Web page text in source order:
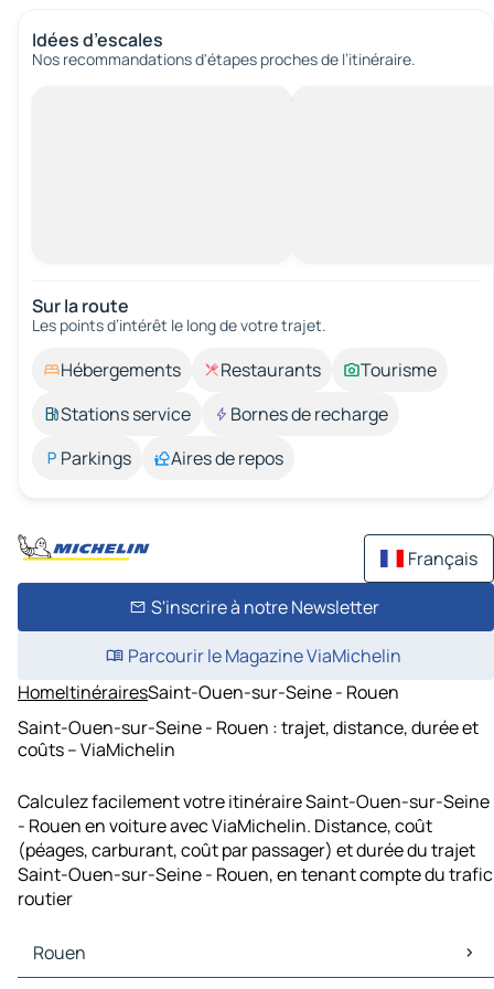
Idées d’escales
Nos recommandations d'étapes proches de l’itinéraire.
Sur la route
Les points d’intérêt le long de votre trajet.
Hébergements Restaurants
Tourisme
Stations service
Bornes de recharge
Parkings
Aires de repos
Français
S'inscrire à notre Newsletter
Parcourir le Magazine ViaMichelin
HomeItinérairesSaint-Ouen-sur-Seine - Rouen
Saint-Ouen-sur-Seine - Rouen : trajet, distance, durée et
coûts – ViaMichelin
Calculez facilement votre itinéraire Saint-Ouen-sur-Seine
- Rouen en voiture avec ViaMichelin. Distance, coût
(péages, carburant, coût par passager) et durée du trajet
Saint-Ouen-sur-Seine - Rouen, en tenant compte du trafic
routier
Rouen